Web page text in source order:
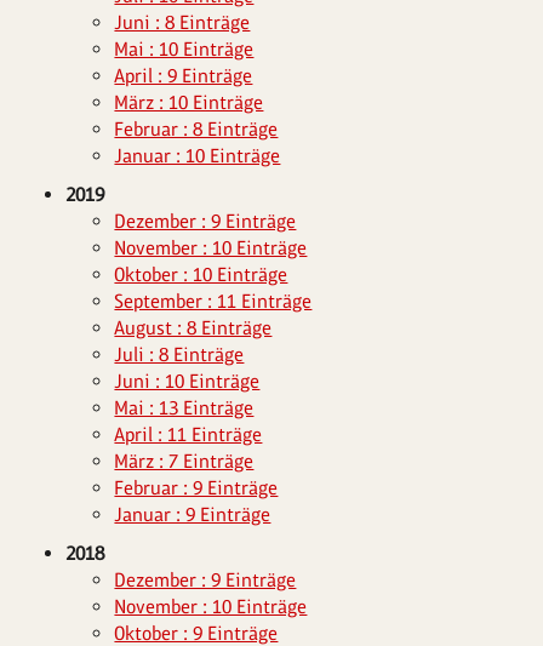
Juni : 8 Einträge
Mai : 10 Einträge
April : 9 Einträge
März : 10 Einträge
Februar : 8 Einträge
Januar : 10 Einträge
2019
Dezember : 9 Einträge
November : 10 Einträge
Oktober : 10 Einträge
September : 11 Einträge
August : 8 Einträge
Juli : 8 Einträge
Juni : 10 Einträge
Mai : 13 Einträge
April : 11 Einträge
März : 7 Einträge
Februar : 9 Einträge
Januar : 9 Einträge
2018
Dezember : 9 Einträge
November : 10 Einträge
Oktober : 9 Einträge